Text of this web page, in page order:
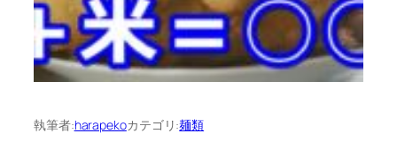
執筆者:harapekoカテゴリ:麺類